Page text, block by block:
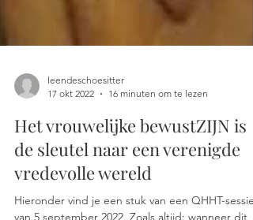
17 okt 2022
16 minuten om te lezen
Het vrouwelijke bewustZIJN is
de sleutel naar een verenigde
vredevolle wereld